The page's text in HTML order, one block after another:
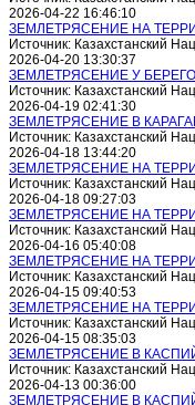
2026-04-22 16:46:10
ЗЕМЛЕТРЯСЕНИЕ НА
Источник: Казахстанский
2026-04-20 13:30:37
ЗЕМЛЕТРЯСЕНИЕ У
Источник: Казахстанский
2026-04-19 02:41:30
ЗЕМЛЕТРЯСЕНИЕ В
Источник: Казахстанский
2026-04-18 13:44:20
ЗЕМЛЕТРЯСЕНИЕ НА
Источник: Казахстанский
2026-04-18 09:27:03
ЗЕМЛЕТРЯСЕНИЕ НА
Источник: Казахстанский
2026-04-16 05:40:08
ЗЕМЛЕТРЯСЕНИЕ НА
Источник: Казахстанский
2026-04-15 09:40:53
ЗЕМЛЕТРЯСЕНИЕ НА
Источник: Казахстанский
2026-04-15 08:35:03
ЗЕМЛЕТРЯСЕНИЕ В
Источник: Казахстанский
2026-04-13 00:36:00
ЗЕМЛЕТРЯСЕНИЕ В